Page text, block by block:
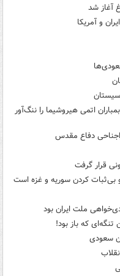
آغاز شد
و آمریکا
اتمی هیروشیما را ننگ‌آور
دفاع مقدس
قرار گرفت
بی‌ثبات کردن سوریه و غزه است
ملت ایران بود
سعودی